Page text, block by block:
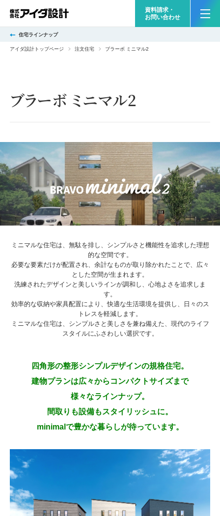
資料請求・
お問い合わせ
住宅ラインナップ
アイダ設計トップページ 注文住宅 ブラーボ ミニマル2
ブラーボ ミニマル2
ミニマルな住宅は、無駄を排し、シンプルさと機能性を追求した理想
的な空間です。
必要な要素だけが配置され、余計なものが取り除かれたことで、広々
とした空間が生まれます。
洗練されたデザインと美しいラインが調和し、心地よさを追求しま
す。
効率的な収納や家具配置により、快適な生活環境を提供し、日々のス
トレスを軽減します。
ミニマルな住宅は、シンプルさと美しさを兼ね備えた、現代のライフ
スタイルにふさわしい選択です。
四角形の整形シンプルデザインの規格住宅。
建物プランは広々からコンパクトサイズまで
様々なラインナップ。
間取りも設備もスタイリッシュに。
minimalで豊かな暮らしが待っています。